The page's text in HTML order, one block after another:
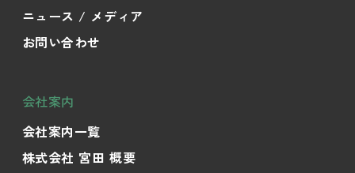
ニュース / メディア
お問い合わせ
会社案内
会社案内一覧
株式会社 宮田 概要